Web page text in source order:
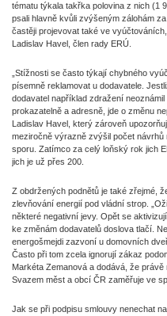
tématu týkala takřka polovina z nich (1
psali hlavně kvůli zvýšeným zálohám
častěji projevovat také ve
Ladislav Havel, člen rady ERÚ.
„Stížnosti se často týkají chybného
písemně reklamovat u dodavatele.
dodavatel například zdražení
prokazatelně a adresně, jde o změnu
Ladislav Havel, který zároveň
meziročně výrazně zvýšil počet
sporu. Zatímco za celý loňský rok jich
jich je už přes 200.
Z obdržených podnětů je také zřejmé,
zlevňování energií pod vládní strop.
některé negativní jevy. Opět se
ke změnám dodavatelů doslova tlačí.
energošmejdi zazvoní u domovních
Často při tom zcela ignorují zákaz
Markéta Zemanová a dodává, že
Svazem měst a obcí ČR zaměřuje ve
Jak se při podpisu smlouvy nenechat